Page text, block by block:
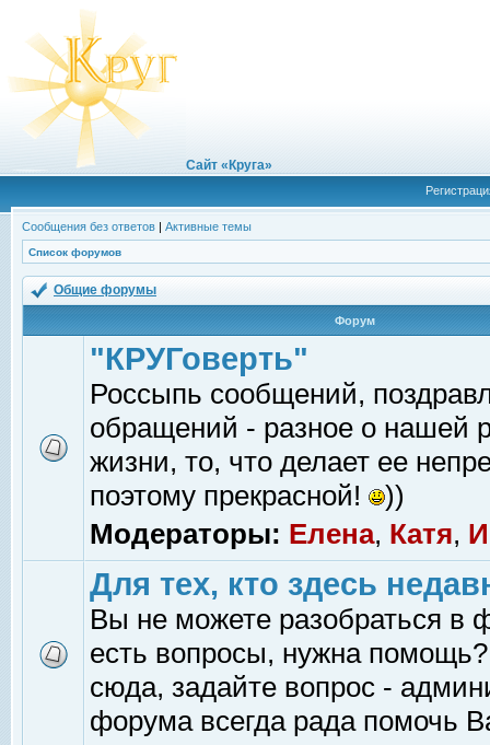
Сайт «Круга»
Сообщения без ответов | Активные темы
Список форумов
Общие форумы
Форум
"КРУГоверть"
Россыпь сообщений,
обращений - разное о нашей
жизни, то, что делает ее
поэтому прекрасной!
))
Модераторы: Елена, Катя,
Для тех, кто здесь
Вы не можете разобраться в
есть вопросы, нужна помощь?
сюда, задайте вопрос -
форума всегда рада помочь